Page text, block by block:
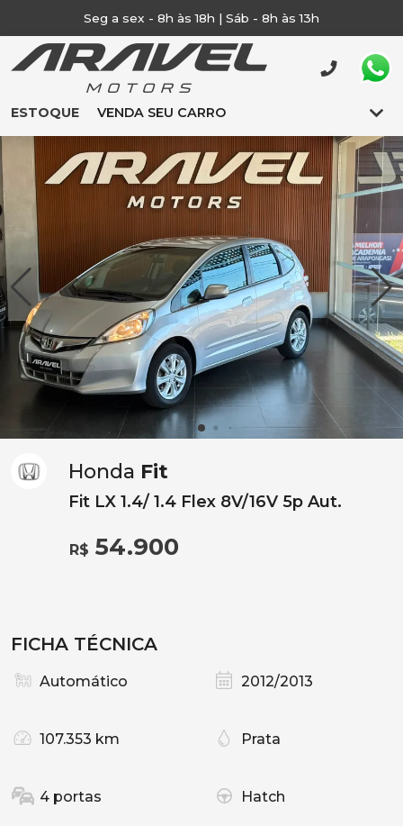
Seg a sex - 8h às 18h | Sáb - 8h às 13h
ESTOQUE VENDA SEU CARRO
Honda Fit
Fit LX 1.4/ 1.4 Flex 8V/16V 5p Aut.
R$ 54.900
FICHA TÉCNICA
Automático 2012/2013
107.353 km Prata
4 portas Hatch